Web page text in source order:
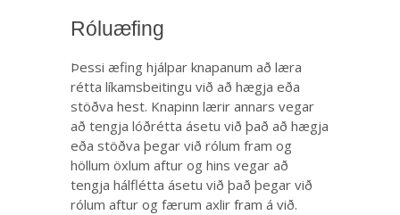
Róluæfing
Þessi æfing hjálpar knapanum að læra
rétta líkamsbeitingu við að hægja eða
stöðva hest. Knapinn lærir annars vegar
að tengja lóðrétta ásetu við það að hægja
eða stöðva þegar við rólum fram og
höllum öxlum aftur og hins vegar að
tengja hálflétta ásetu við það þegar við
rólum aftur og færum axlir fram á við.